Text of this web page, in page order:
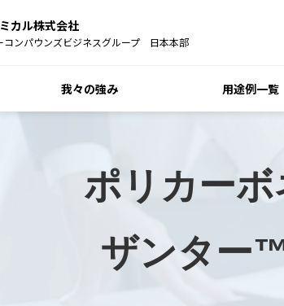
カル株式会社
コンパウンズビジネスグループ 日本本部
我々の強み 用途例一覧
ポリカー
ザンター